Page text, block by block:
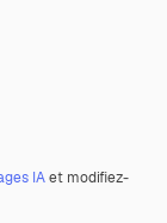
IAet modifiez-